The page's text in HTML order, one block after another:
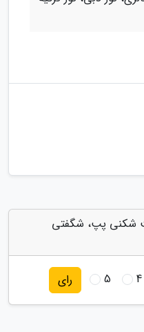
شکنی پپ، شگفتی
4
5 رای